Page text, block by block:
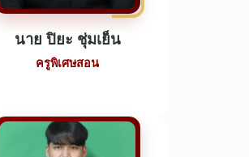
นาย ปิยะ ชุ่มเย็น
ครูพิเศษสอน